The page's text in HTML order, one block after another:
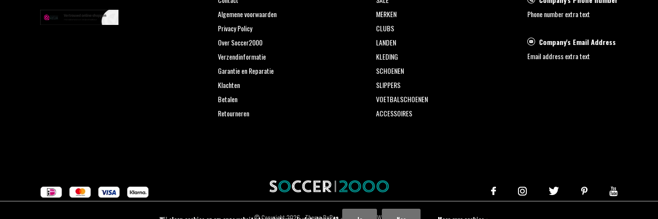
Algemene voorwaarden
Privacy Policy
Over Soccer2000
Verzendinformatie
Garantie en Reparatie
Klachten
Betalen
Retourneren
MERKEN
CLUBS
LANDEN
KLEDING
SCHOENEN
SLIPPERS
VOETBALSCHOENEN
ACCESSOIRES
Phone number extra text
Company's Email Address
Email address extra text